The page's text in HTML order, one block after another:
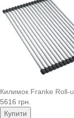
Килимок Franke Roll-
5616 грн.
Купити